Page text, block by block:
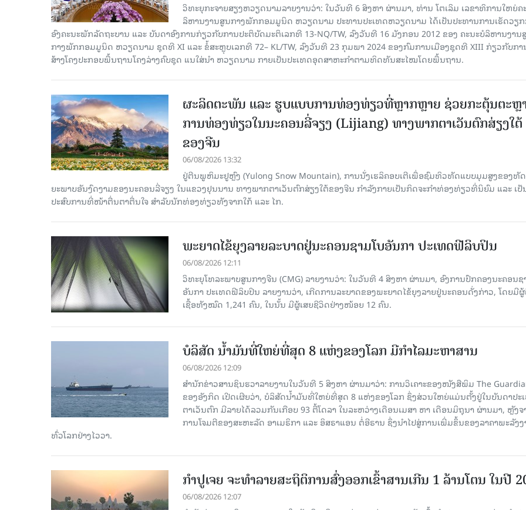
ວິທະຍຸກະຈາຍສຽງຫວຽດນາມລາຍງານວ່າ: ໃນ​ວັນ​ທີ 6 ສິງ​ຫາ ຜ່ານມາ, ທ່ານ ໂຕ​ເລິມ ເລ​ຂາ​ທິ​ການ​ໃຫຍ່​ຄ
ລິ​ຫານ​ງານ​ສູນ​ກາງ​ພັກ​ກອມ​ມູ​ນິດ ຫວຽດ​ນາມ ປະ​ທານ​ປະ​ເທດຫວຽດ​ນາມ ໄດ້​ເປັນ​ປະ​ທານ​ການ​ເຮັດ​ວຽ
ອົງ​ຄະ​ນະ​ພັກ​ລັດ​ຖະ​ບານ ແລະ ບັນ​ດາ​ອົງ​ການ​ກ່ຽວ​ກັບ​ການ​ປະ​ຕິ​ບັດ​ມະ​ຕິ​ເລກ​ທີ 13-NQ/TW, ລົງວັນ​ທີ 16 ມັງ​ກອນ 2012 ຂອງ ຄະ​ນະ​ບໍ​ລິ​ຫານ​ງານ​
ກາງ​ພັກ​ກອມ​ມູ​ນິດ ຫວຽດ​ນາມ ຊຸດ​ທີ XI ແລະ ຂໍ້​ສະ​ຫຼຸບ​ເລກ​ທີ 72– KL/TW, ​ລົງວັນ​ທີ 23 ກຸມ​ພາ 2024 ຂອງ​ກົມ​ການ​ເມື​ອງ​ຊຸດ​ທີ XIII ກ່ຽວ​ກັບ​ກ
ສ້າງ​ໂຄງ​ປະ​ກອບ​ພື້ນ​ຖານ​ໂຄງ​ລ່າງຄົບ​ຊຸດ ແນ​ໃສ່​ນຳ ຫວຽດ​ນາມ ກາຍ​ເປັນ​ປະ​ເທດ​ອຸດ​ສາ​ຫະ​ກຳ​ຕາມ​ທິດ​ທັນ​ສະ​ໄໝ​ໂດຍ​ພື້ນ​ຖານ.
ຜະລິດຕະພັນ ແລະ ຮູບແບບການທ່ອງທ່ຽວທີ່ຫຼາກຫຼາຍ ຊ່ວຍກະຕຸ້ນຕະຫຼ
ການທ່ອງທ່ຽວໃນນະຄອນລີ່ຈຽງ (Lijiang) ທາງພາກຕາເວັນຕົກສ່ຽງໃຕ້
ຂອງຈີນ
06/08/2026 13:32
ຢູ່ຕີນພູຫິມະຢູຫຼົງ (Yulong Snow Mountain), ການນັ່ງເຮລິຄອບເຕີເພື່ອຊົມທິວທັດແບບມຸມສູງຂອງທັ
ຍະພາບອັນງົດງາມຂອງນະຄອນລີ່ຈຽງ ໃນແຂວງຢຸນນານ ທາງພາກຕາເວັນຕົກສ່ຽງໃຕ້ຂອງຈີນ ກຳລັງກາຍເປັນກິດຈະກຳທ່ອງທ່ຽວທີ່ນິຍົມ ແລະ ເປັ
ປະສົບການທີ່ໜ້າຕື່ນຕາຕື່ນໃຈ ສຳລັບນັກທ່ອງທ່ຽວທັງຈາກໃກ້ ແລະ ໄກ.
ພະຍາດໄຂ້ຍຸງລາຍລະບາດຢູ່ນະຄອນຊາມໂບ​ອັນກາ ປະເທດຟີລິບປິນ
06/08/2026 12:11
ວິທະຍຸໂທລະພາບສູນກາງຈີນ (CMG) ລາຍງານວ່າ: ໃນວັນທີ 4 ສິງ​ຫາ ຜ່ານມາ, ອົງການ​ປົກ​ຄອງນະຄອນຊ
ອັນກາ ປະເທດຟີລິບປິນ ລາຍ​ງານວ່າ, ເກີດ​ການລະບາດ​ຂອງພະຍາດໄຂ້ຍຸງລາຍຢູ່ນະຄອນດັ່ງກ່າວ, ໂດຍມີ
ເຊື້ອ​ທັງ​ໝົດ 1,241 ຄົນ, ໃນນັ້ນ ມີຜູ້ເສຍຊີວິດຢ່າງໜ້ອຍ 12 ຄົນ.
ບໍລິສັດ ນ້ຳມັນທີ່ໃຫຍ່ທີ່ສຸດ 8 ແຫ່ງຂອງໂລກ ມີກຳໄລມະຫາສານ
06/08/2026 12:09
ສຳນັກຂ່າວສານຊິນຮວາລາຍງານໃນວັນທີ 5 ສິງຫາ ຜ່ານມາວ່າ: ການວິເຄາະຂອງໜັງສືພິມ The
ຂອງອັງກິດ ເປີດເຜີຍວ່າ, ບໍລິສັດນ້ຳມັນທີ່ໃຫຍ່ທີ່ສຸດ 8 ແຫ່ງຂອງໂລກ ຊຶ່ງສ່ວນໃຫຍ່ແມ່ນຕັ້ງຢູ່ໃນບັນດາປະ
ຕາເວັນຕົກ ມີລາຍໄດ້ລວມກັນເກືອບ 93 ຕື້ໂດລາ ໃນລະຫວ່າງເດືອນເມສາ ຫາ ເດືອນມິຖຸນາ ຜ່ານມາ, ຫຼັງຈ
ການໂຈມຕີຂອງສະຫະລັດ ອາເມຣິກາ ແລະ ອິສຣາແອນ ຕໍ່ອີຣານ ຊຶ່ງນຳໄປສູ່ການເພີ່ມຂຶ້ນຂອງລາຄາພະລັງງ
ທົ່ວໂລກຢ່າງໄວວາ.
ກຳປູເຈຍ ຈະທຳລາຍສະຖິຕິການສົ່ງອອກເຂົ້າສານເກີນ 1 ລ້ານໂຕນ ໃນປີ
06/08/2026 12:07